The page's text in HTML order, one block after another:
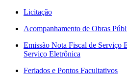
Licitação
Acompanhamento de Obras
Emissão Nota Fiscal de Serviço
Serviço Eletrônica
Feriados e Pontos Facultativos